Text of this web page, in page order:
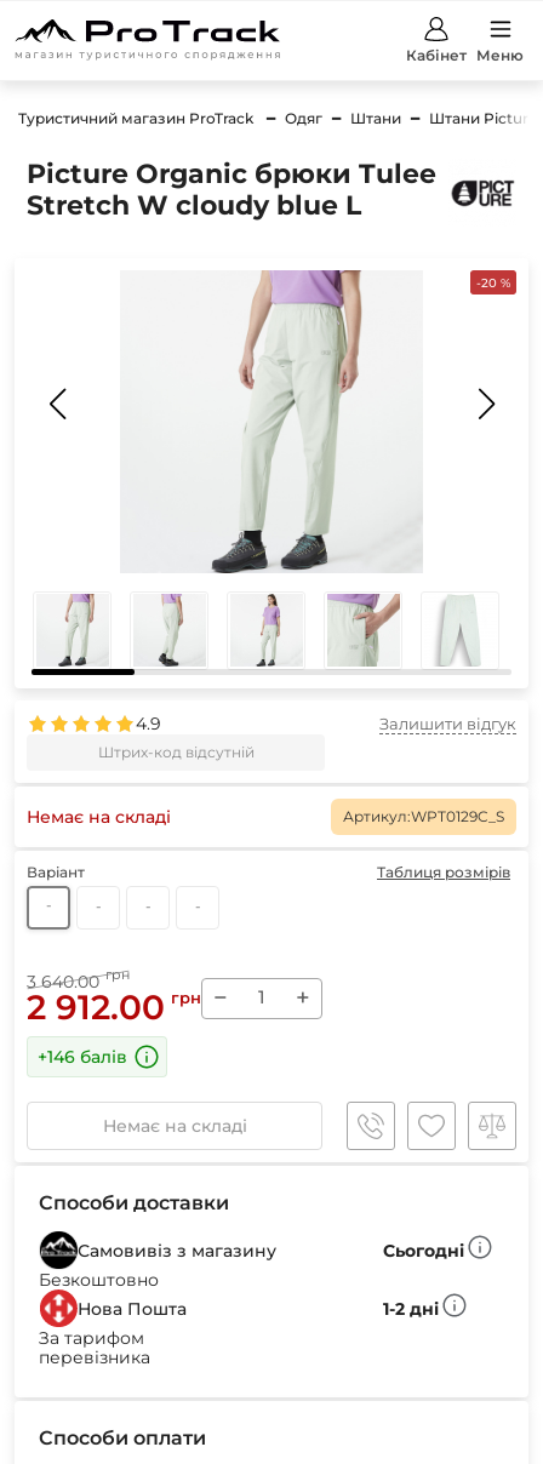
Кабінет Меню
Туристичний магазин ProTrack Одяг Штани Штани Picture
Picture Organic брюки Tulee
Stretch W cloudy blue L
-20 %
4.9
Штрих-код відсутній
Залишити відгук
Немає на складі Артикул:WPT0129C_S
Варіант
Таблиця розмірів
-
- - -
3 640.00 грн
2 912.00 грн − +
+146 балів
Немає на складі
Способи доставки
Самовивіз з магазину
Сьогодні
Безкоштовно
Нова Пошта
1-2 дні
За тарифом
перевізника
Способи оплати